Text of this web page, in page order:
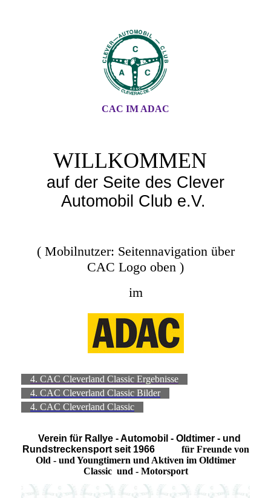
CAC IM ADAC
WILLKOMMEN
auf der Seite des Clever
Automobil Club e.V.
( Mobilnutzer: Seitennavigation über
CAC Logo oben )
im
4. CAC Cleverland Classic Ergebnisse
4. CAC Cleverland Classic Bilder
4. CAC Cleverland Classic
Verein für Rallye - Automobil - Oldtimer - und
Rundstreckensport seit 1966
für Freunde von
Old - und Youngtimern und Aktiven im Oldtimer
Classic und - Motorsport